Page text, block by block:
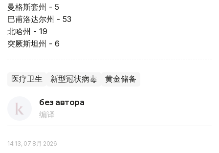
曼格斯套州 - 5
巴甫洛达尔州 - 53
北哈州 - 19
突厥斯坦州 - 6
医疗卫生 新型冠状病毒 黄金储备
без автора
编译
14:13, 07 8月 2026